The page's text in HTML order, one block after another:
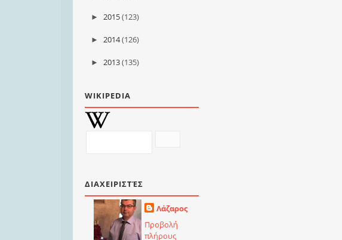
► 2015(123)
► 2014(126)
► 2013(135)
WIKIPEDIA
ΔΙΑΧΕΙΡΙΣΤΈΣ
Λάζαρος
Προβολή
πλήρους